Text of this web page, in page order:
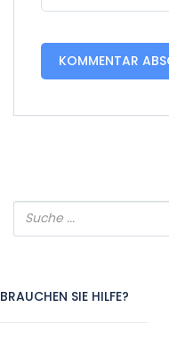
BRAUCHEN SIE HILFE?